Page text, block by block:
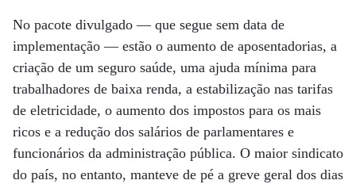
No pacote divulgado — que segue sem data de
implementação — estão o aumento de aposentadorias, a
criação de um seguro saúde, uma ajuda mínima para
trabalhadores de baixa renda, a estabilização nas tarifas
de eletricidade, o aumento dos impostos para os mais
ricos e a redução dos salários de parlamentares e
funcionários da administração pública. O maior sindicato
do país, no entanto, manteve de pé a greve geral dos dias